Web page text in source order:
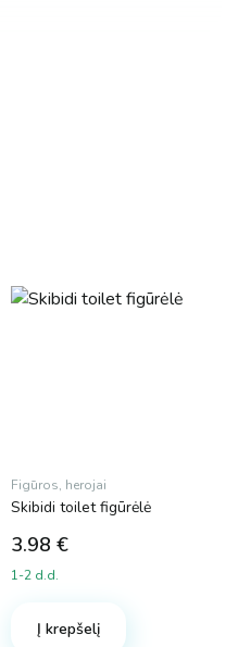
Figūros, herojai
Skibidi toilet figūrėlė
3.98 €
1-2 d.d.
Į krepšelį